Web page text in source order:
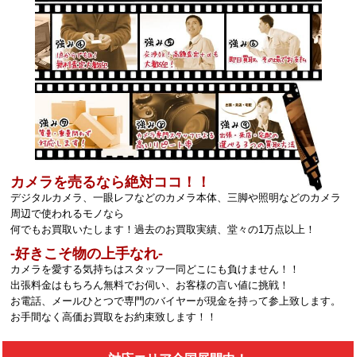
カメラを売るなら絶対ココ！！
デジタルカメラ、一眼レフなどのカメラ本体、三脚や照明などのカメラ
周辺で使われるモノなら
何でもお買取いたします！過去のお買取実績、堂々の1万点以上！
‐好きこそ物の上手なれ‐
カメラを愛する気持ちはスタッフ一同どこにも負けません！！
出張料金はもちろん無料でお伺い、お客様の言い値に挑戦！
お電話、メールひとつで専門のバイヤーが現金を持って参上致します。
お手間なく高価お買取をお約束致します！！